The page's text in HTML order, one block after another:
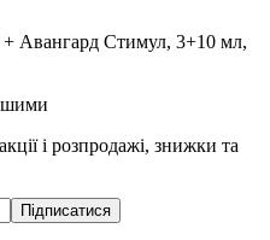
Авангард Стимул, 3+10 мл,
і розпродажі, знижки та
Підписатися